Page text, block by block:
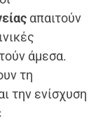
απαιτούν
άμεσα.
τη
την ενίσχυση